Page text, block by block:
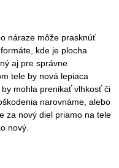
náraze môže prasknúť
kde je plocha
aj pre správne
tele by nová lepiaca
mohla prenikať vlhkosť či
narovnáme, alebo
za nový diel priamo na tele
nový.